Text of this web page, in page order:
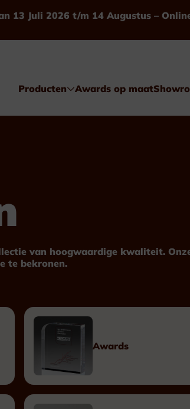
13 Juli 2026 t/m 14 Augustus –
Producten
Glas & Kristal
Plexiglas
Metaal
Kunststof
Plaketten
Tombstones
Awards op maat
van hoogwaardige kwaliteit.
te bekronen.
Awards